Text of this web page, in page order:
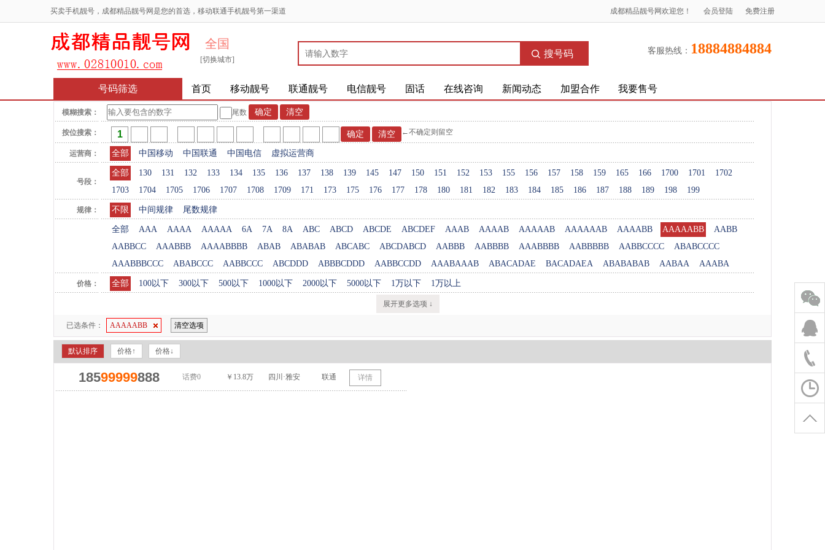
成都精品靓号网欢迎您！ 会员登陆 免费注册
买卖手机靓号，成都精品靓号网是您的首选，移动联通手机靓号第一渠道
全国
[切换城市]
搜号码 客服热线： 18884884884
号码筛选 首页 移动靓号 联通靓号 电信靓号 固话 在线咨询 新闻动态 加盟合作 我要售号
模糊搜索： 尾数
按位搜索： ←不确定则留空
运营商： 全部 中国移动 中国联通 中国电信 虚拟运营商
号段：
全部 130 131 132 133 134 135 136 137 138 139 145 147 150 151 152 153 155 156 157 158 159 165 166 1700 1701
1702
1703
1704 1705 1706 1707 1708 1709 171 173 175 176 177 178 180 181 182 183 184 185 186 187 188 189 198 199
规律： 不限 中间规律 尾数规律
全部 AAA AAAA AAAAA 6A 7A 8A ABC ABCD ABCDE ABCDEF AAAB AAAAB AAAAAB AAAAAAB AAAABB AAAAABB
AABB
AABBCC
AAABBB AAAABBBB ABAB ABABAB ABCABC ABCDABCD AABBB AABBBB AAABBBB AABBBBB AABBCCCC
ABABCCCC
AAABBBCCC
ABABCCC AABBCCC ABCDDD ABBBCDDD AABBCCDD AAABAAAB ABACADAE BACADAEA ABABABAB AABAA AAABA
价格： 全部 100以下 300以下 500以下 1000以下 2000以下 5000以下 1万以下 1万以上
展开更多选项 ↓
已选条件： AAAAABB 清空选项
默认排序 价格↑ 价格↓
18599999888 话费0 ￥13.8万 四川·雅安 联通 详情